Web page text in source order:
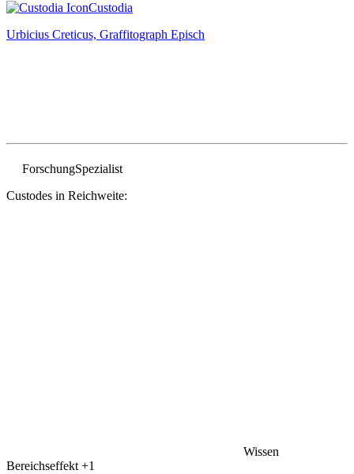
Custodia
Urbicius Creticus, Graffitograph Episch
ForschungSpezialist
Custodes in Reichweite:
Wissen
Bereichseffekt +1